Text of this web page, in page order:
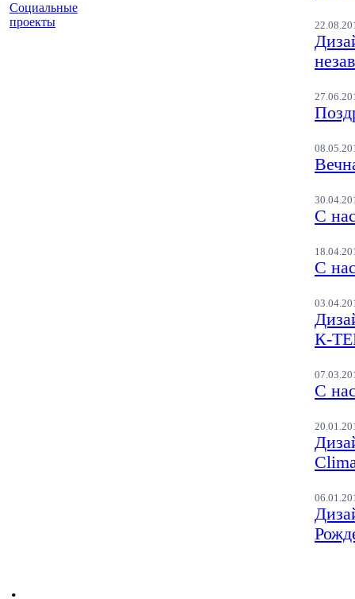
Социальные
проекты
С
С
К-
С